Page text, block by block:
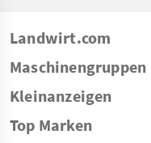
Landwirt.com
Maschinengruppen
Kleinanzeigen
Top Marken